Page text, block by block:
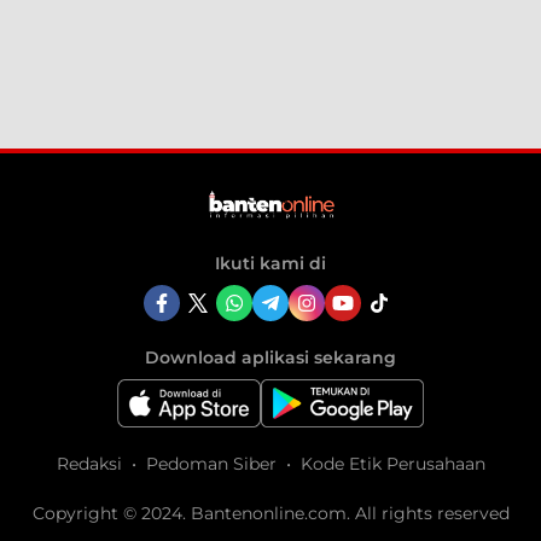
Ikuti kami di
Download aplikasi sekarang
Redaksi Pedoman Siber Kode Etik Perusahaan
Copyright © 2024. Bantenonline.com. All rights reserved